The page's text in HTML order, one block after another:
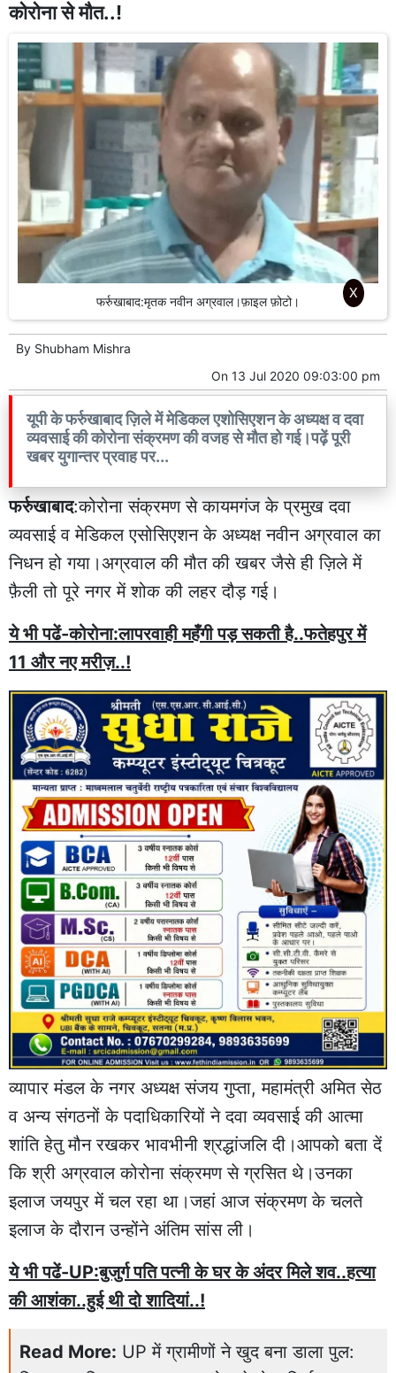
कोरोना से मौत..!
फर्रुखाबाद:मृतक नवीन अग्रवाल।फ़ाइल फ़ोटो।
By Shubham Mishra
On 13 Jul 2020 09:03:00 pm
यूपी के फर्रुखाबाद ज़िले में मेडिकल एशोसिएशन के अध्यक्ष व दवा
व्यवसाई की कोरोना संक्रमण की वजह से मौत हो गई।पढ़ें पूरी
खबर युगान्तर प्रवाह पर...
फर्रुखाबाद:कोरोना संक्रमण से कायमगंज के प्रमुख दवा
व्यवसाई व मेडिकल एसोसिएशन के अध्यक्ष नवीन अग्रवाल का
निधन हो गया।अग्रवाल की मौत की खबर जैसे ही ज़िले में
फ़ैली तो पूरे नगर में शोक की लहर दौड़ गई।
ये भी पढें-कोरोना:लापरवाही महँगी पड़ सकती है..फतेहपुर में
11 और नए मरीज़..!
व्यापार मंडल के नगर अध्यक्ष संजय गुप्ता, महामंत्री अमित सेठ
व अन्य संगठनों के पदाधिकारियों ने दवा व्यवसाई की आत्मा
शांति हेतु मौन रखकर भावभीनी श्रद्धांजलि दी।आपको बता दें
कि श्री अग्रवाल कोरोना संक्रमण से ग्रसित थे।उनका
इलाज जयपुर में चल रहा था।जहां आज संक्रमण के चलते
इलाज के दौरान उन्होंने अंतिम सांस ली।
X
ये भी पढें-UP:बुजुर्ग पति पत्नी के घर के अंदर मिले शव..हत्या
की आशंका..हुई थी दो शादियां..!
Read More: UP में ग्रामीणों ने खुद बना डाला पुल: